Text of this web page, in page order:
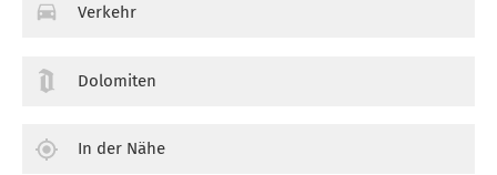
Verkehr
Dolomiten
In der Nähe